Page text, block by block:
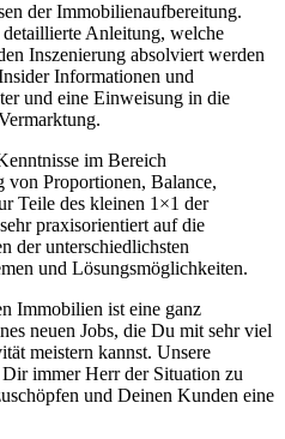
der Immobilienaufbereitung.
Anleitung, welche
Inszenierung absolviert werden
Informationen und
und eine Einweisung in die
im Bereich
von Proportionen, Balance,
Teile des kleinen 1×1 der
praxisorientiert auf die
der unterschiedlichsten
und Lösungsmöglichkeiten.
Immobilien ist eine ganz
neuen Jobs, die Du mit sehr viel
meistern kannst. Unsere
immer Herr der Situation zu
und Deinen Kunden eine